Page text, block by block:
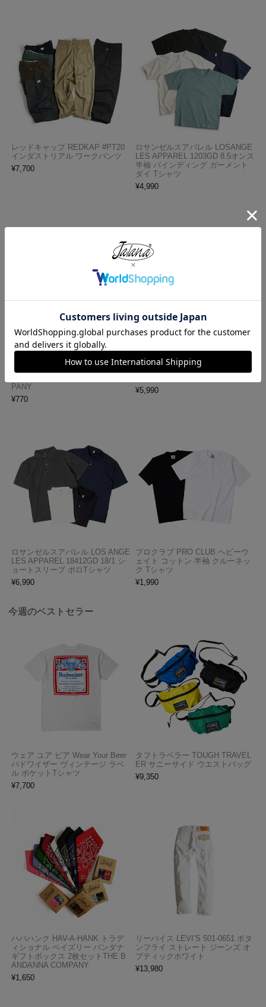
レッドキャップ REDKAP #PT20
インダストリアル ワークパンツ
¥7,700
ロサンゼルスアパレル LOSANGE
LES APPAREL 1203GD 8.5オンス
半袖 バインディング ガーメント
ダイ Tシャツ
¥4,990
ハバハンク HAV-A-HANK バンダ
ナ アメリカ製 トラディショナル
PANY
¥770
ロサンゼルスアパレル LOSANGE
LES APPAREL HF02 14オンス ヘ
¥5,990
ロサンゼルスアパレル LOS ANGE
LES APPAREL 18412GD 18/1 シ
ョートスリーブ ポロTシャツ
¥6,990
プロクラブ PRO CLUB ヘビーウ
ェイト コットン 半袖 クルーネッ
ク Tシャツ
¥1,990
今週のベストセラー
ウェア ユア ビア Wear Your Beer
バドワイザー ヴィンテージ ラベ
ル ポケットTシャツ
¥7,700
タフトラベラー TOUGH TRAVEL
ER サニーサイド ウエストバッグ
¥9,350
ハバハンク HAV-A-HANK トラデ
ィショナル ペイズリー バンダナ
ギフトボックス 2枚セットTHE B
ANDANNA COMPANY
¥1,650
リーバイス LEVI’S 501-0651 ボタ
ンフライ ストレート ジーンズ オ
プティックホワイト
¥13,980